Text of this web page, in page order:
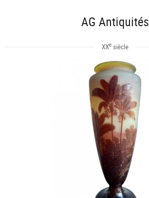
AG Antiquités
XXesiècle